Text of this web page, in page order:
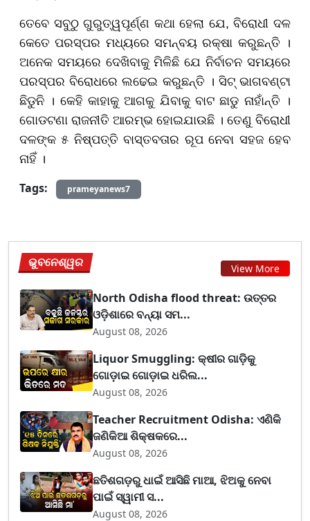
ତେବେ ସବୁଠୁ ଗୁରୁତ୍ୱପୂର୍ଣ୍ଣ କଥା ହେଲା ଯେ, ବିରୋଧୀ ଦଳ
କେତେ ପରସ୍ପର ମଧ୍ୟରେ ସମନ୍ବୟ ରକ୍ଷା କରୁଛନ୍ତି ।
ଅନେକ ସମୟରେ ଦେଖିବାକୁ ମିଳିଛି ଯେ ନିର୍ବାଚନ ସମୟରେ
ପରସ୍ପର ବିରୋଧରେ ଲଢେଇ କରୁଛନ୍ତି । ସିଟ୍ ଭାଗବଣ୍ଟା
ଛିଡୁନି । କେହି କାହାକୁ ଆଗକୁ ଯିବାକୁ ବାଟ ଛାଡୁ ନାହାଁନ୍ତି ।
ଗୋଡଟଣା ରାଜନୀତି ଆରମ୍ଭ ହୋଇଯାଉଛି । ତେଣୁ ବିରୋଧୀ
ଦଳଙ୍କ ୫ ନିଷ୍ପତ୍ତି ବାସ୍ତବତାର ରୂପ ନେବା ସହଜ ହେବ
ନାହିଁ ।
Tags: prameyanews7
ଭୁବନେଶ୍ୱର View More
North Odisha flood threat: ଉତ୍ତର
ଓଡ଼ିଶାରେ ବନ୍ୟା ସମ...
August 08, 2026
Liquor Smuggling: କ୍ଷୀର ଗାଡ଼ିକୁ
ଗୋଡ଼ାଇ ଗୋଡ଼ାଇ ଧରିଲ...
August 08, 2026
Teacher Recruitment Odisha: ଏଣିକି
ଜଣିକିଆ ଶିକ୍ଷକରେ...
August 08, 2026
ଛତିଶଗଡ଼ରୁ ଧାଇଁ ଆସିଛି ମାଆ, ଝିଅକୁ ନେବା
ପାଇଁ ସ୍ୱାମୀ ସ...
August 08, 2026